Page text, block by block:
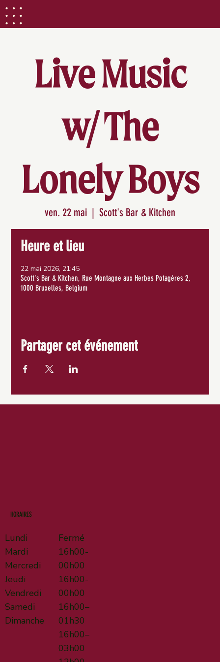
Live Music
w/ The
Lonely Boys
ven. 22 mai
  |
Scott's Bar & Kitchen
Heure et lieu
22 mai 2026, 21:45
Scott's Bar & Kitchen, Rue Montagne aux Herbes Potagères 2,
1000 Bruxelles, Belgium
Partager cet événement
Lundi
Mardi
Mercredi
Jeudi
Vendredi
Samedi
Dimanche
HORAIRES
Fermé
16h00-
00h00
16h00-
00h00
16h00–
01h30
16h00–
03h00